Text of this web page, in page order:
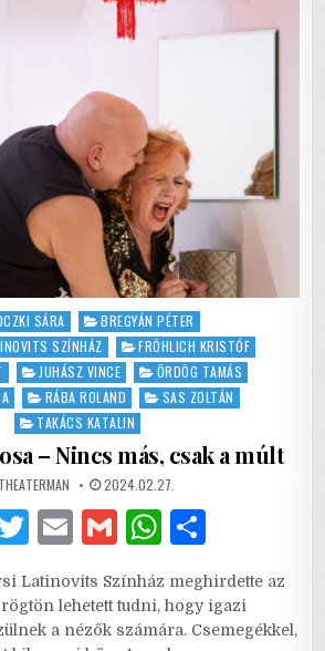
SÁRA
BREGYÁN PÉTER
SZÍNHÁZ
FRÖHLICH KRISTÓF
JUHÁSZ VINCE
ÖRDÖG TAMÁS
RÁBA ROLAND
SAS ZOLTÁN
TAKÁCS KATALIN
– Nincs más, csak a múlt
AUTHOR:
THEATERMAN PUBLISHED
DATE:
2024.02.27.
T
it
te
E
ai
l
G
ai
l
W
at
s
ar
e
Latinovits Színház meghirdette az
lehetett tudni, hogy igazi
a nézők számára. Csemegékkel,